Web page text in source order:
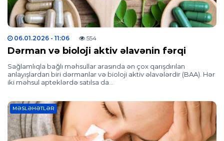
06.01.2026 - 11:06 554
Dərman və bioloji aktiv əlavənin fərqi
Sağlamlıqla bağlı məhsullar arasında ən çox qarışdırılan
anlayışlardan biri dərmanlar və bioloji aktiv əlavələrdir (BAA). Hər
iki məhsul apteklərdə satılsa da…
MƏSLƏHƏTLƏR